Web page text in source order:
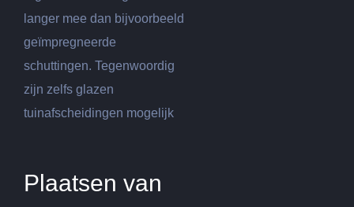
langer mee dan bijvoorbeeld
geïmpregneerde
schuttingen. Tegenwoordig
zijn zelfs glazen
tuinafscheidingen mogelijk
Plaatsen van